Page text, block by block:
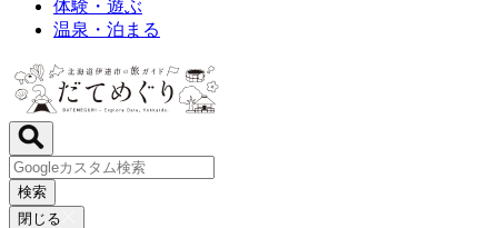
体験・遊ぶ
温泉・泊まる
検索
閉じる